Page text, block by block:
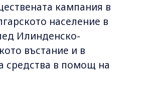
кампания в
население в
Илинденско-
въстание и в
средства в помощ на